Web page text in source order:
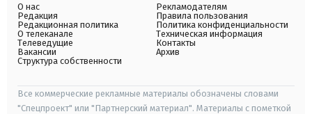
О нас
Редакция
Редакционная политика
О телеканале
Телеведущие
Вакансии
Структура собственности
Рекламодателям
Правила пользования
Политика конфиденциальности
Техническая информация
Контакты
Архив
Все коммерческие рекламные материалы обозначены словами
"Спецпроект" или "Партнерский материал". Материалы с пометкой